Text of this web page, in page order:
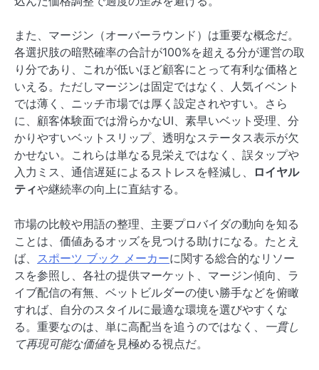
また、マージン（オーバーラウンド）は重要な概念だ。
各選択肢の暗黙確率の合計が100%を超える分が運営の取
り分であり、これが低いほど顧客にとって有利な価格と
いえる。ただしマージンは固定ではなく、人気イベント
では薄く、ニッチ市場では厚く設定されやすい。さら
に、顧客体験面では滑らかなUI、素早いベット受理、分
かりやすいベットスリップ、透明なステータス表示が欠
かせない。これらは単なる見栄えではなく、誤タップや
入力ミス、通信遅延によるストレスを軽減し、
ロイヤル
ティや継続率の向上に直結する。
市場の比較や用語の整理、主要プロバイダの動向を知る
ことは、価値あるオッズを見つける助けになる。たとえ
ば、 スポーツ ブック メーカーに関する総合的なリソー
スを参照し、各社の提供マーケット、マージン傾向、ラ
イブ配信の有無、ベットビルダーの使い勝手などを俯瞰
すれば、自分のスタイルに最適な環境を選びやすくな
る。重要なのは、単に高配当を追うのではなく、 一貫し
て再現可能な価値を見極める視点だ。